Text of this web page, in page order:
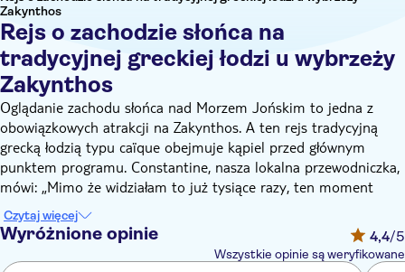
Zakynthos
Rejs o zachodzie słońca na
tradycyjnej greckiej łodzi u wybrzeży
Zakynthos
Oglądanie zachodu słońca nad Morzem Jońskim to jedna z
obowiązkowych atrakcji na Zakynthos. A ten rejs tradycyjną
grecką łodzią typu caïque obejmuje kąpiel przed głównym
punktem programu. Constantine, nasza lokalna przewodniczka,
mówi: „Mimo że widziałam to już tysiące razy, ten moment
wciąż przyprawia mnie o dreszcze. To magiczne, romantyczne i
głębokie przeżycie – Matka Natura w najbardziej kreatywny
sposób kieruje słońcem, które chowa się między skałami
Misithres. Radość w czystej postaci”.
Czytaj więcej
Wyróżnione opinie 4,4/5
Wszystkie opinie są weryfikowane